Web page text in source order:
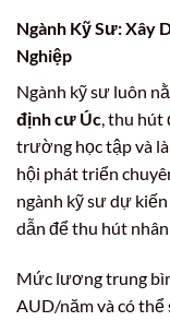
Ngành Kỹ Sư: Xây
Nghiệp
Ngành kỹ sư luôn
định cư Úc, thu hút
trường học tập và
hội phát triển
ngành kỹ sư dự
dẫn để thu hút
Mức lương trung
AUD/năm và có thể